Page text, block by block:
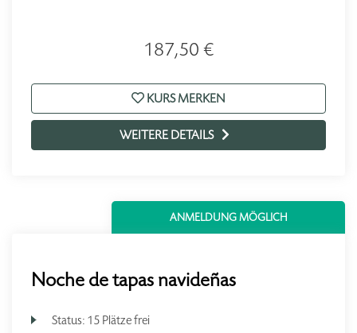
187,50 €
KURS MERKEN
WEITERE DETAILS
ANMELDUNG MÖGLICH
Noche de tapas navideñas
Status: 15 Plätze frei